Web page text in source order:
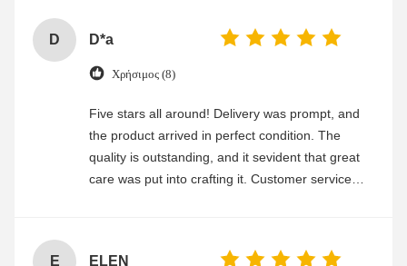
D D*a
Χρήσιμος (8)
Five stars all around! Delivery was prompt, and
the product arrived in perfect condition. The
quality is outstanding, and it sevident that great
care was put into crafting it. Customer service
E ELEN